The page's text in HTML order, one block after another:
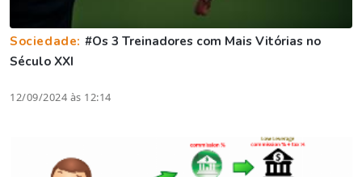
Sociedade: #Os 3 Treinadores com Mais Vitórias no
Século XXI
12/09/2024 às 12:14